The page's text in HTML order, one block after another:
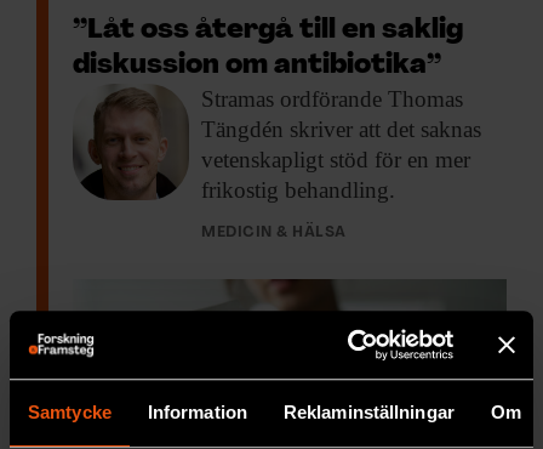
Samtycke Information Reklaminställningar Om
”Låt oss återgå till en saklig
diskussion om antibiotika”
Stramas ordförande Thomas
Tängdén skriver att det saknas
vetenskapligt stöd för en mer
frikostig behandling.
MEDICIN & HÄLSA